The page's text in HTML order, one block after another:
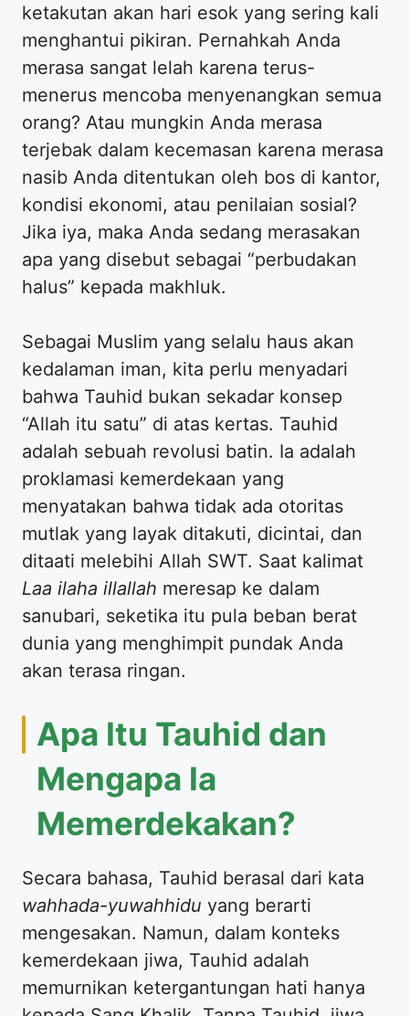
ketakutan akan hari esok yang sering kali
menghantui pikiran. Pernahkah Anda
merasa sangat lelah karena terus-
menerus mencoba menyenangkan semua
orang? Atau mungkin Anda merasa
terjebak dalam kecemasan karena merasa
nasib Anda ditentukan oleh bos di kantor,
kondisi ekonomi, atau penilaian sosial?
Jika iya, maka Anda sedang merasakan
apa yang disebut sebagai “perbudakan
halus” kepada makhluk.
Sebagai Muslim yang selalu haus akan
kedalaman iman, kita perlu menyadari
bahwa Tauhid bukan sekadar konsep
“Allah itu satu” di atas kertas. Tauhid
adalah sebuah revolusi batin. Ia adalah
proklamasi kemerdekaan yang
menyatakan bahwa tidak ada otoritas
mutlak yang layak ditakuti, dicintai, dan
ditaati melebihi Allah SWT. Saat kalimat
Laa ilaha illallah meresap ke dalam
sanubari, seketika itu pula beban berat
dunia yang menghimpit pundak Anda
akan terasa ringan.
Apa Itu Tauhid dan
Mengapa Ia
Memerdekakan?
Secara bahasa, Tauhid berasal dari kata
wahhada-yuwahhidu yang berarti
mengesakan. Namun, dalam konteks
kemerdekaan jiwa, Tauhid adalah
memurnikan ketergantungan hati hanya